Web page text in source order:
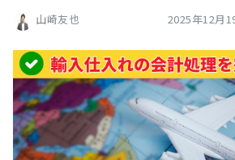
2025年12月
山崎友也